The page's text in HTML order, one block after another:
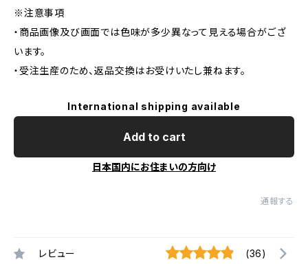
※注意事項
・商品画像及び画面では色味が多少異なって見える場合がござ
います。
・受注生産のため、返品交換はお受けいたし兼ねます。
International shipping available
Add to cart
日本国内にお住まいの方向け
通報する
レビュー (36)